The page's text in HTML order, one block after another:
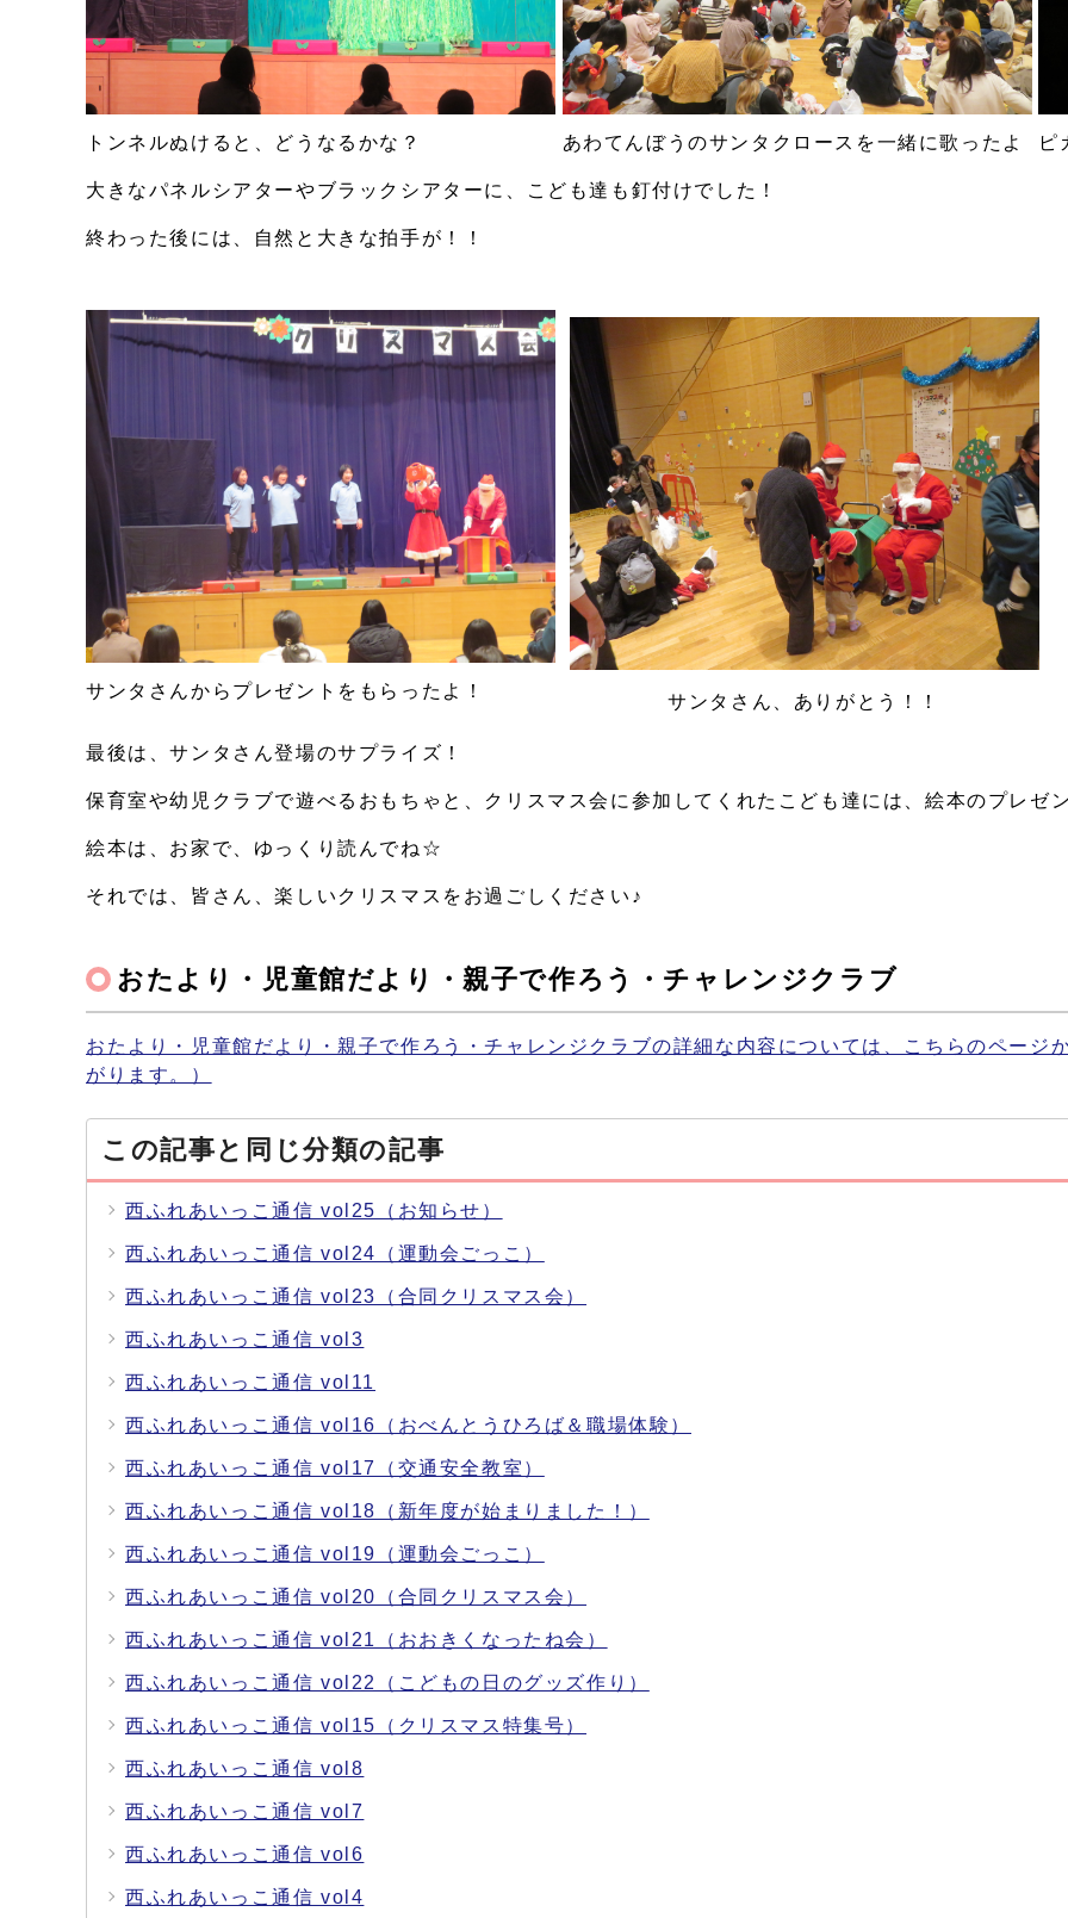
トンネルぬけると、どうなるかな？ あわてんぼうのサンタクロースを一緒に歌ったよ ピ
大きなパネルシアターやブラックシアターに、こども達も釘付けでした！
終わった後には、自然と大きな拍手が！！
サンタさんからプレゼントをもらったよ！
サンタさん、ありがとう！！
最後は、サンタさん登場のサプライズ！
保育室や幼児クラブで遊べるおもちゃと、クリスマス会に参加してくれたこども達には、絵本のプレゼ
絵本は、お家で、ゆっくり読んでね☆
それでは、皆さん、楽しいクリスマスをお過ごしください♪
おたより・児童館だより・親子で作ろう・チャレンジクラブ
おたより・児童館だより・親子で作ろう・チャレンジクラブの詳細な内容については、こちらのページ
がります。）
この記事と同じ分類の記事
西ふれあいっこ通信 vol25（お知らせ）
西ふれあいっこ通信 vol24（運動会ごっこ）
西ふれあいっこ通信 vol23（合同クリスマス会）
西ふれあいっこ通信 vol3
西ふれあいっこ通信 vol11
西ふれあいっこ通信 vol16（おべんとうひろば＆職場体験）
西ふれあいっこ通信 vol17（交通安全教室）
西ふれあいっこ通信 vol18（新年度が始まりました！）
西ふれあいっこ通信 vol19（運動会ごっこ）
西ふれあいっこ通信 vol20（合同クリスマス会）
西ふれあいっこ通信 vol21（おおきくなったね会）
西ふれあいっこ通信 vol22（こどもの日のグッズ作り）
西ふれあいっこ通信 vol15（クリスマス特集号）
西ふれあいっこ通信 vol8
西ふれあいっこ通信 vol7
西ふれあいっこ通信 vol6
西ふれあいっこ通信 vol4